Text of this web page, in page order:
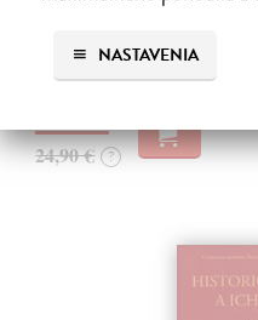
NASTAVENIA
Na sklade
24,90 € ?